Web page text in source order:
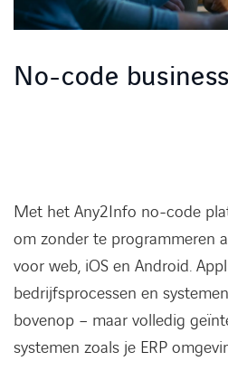
Contact
Werken bij Axians
No-code
Met het Any2Info no-code
om zonder te programmeren
voor web, iOS en Android.
bedrijfsprocessen en
bovenop – maar volledig
systemen zoals je ERP